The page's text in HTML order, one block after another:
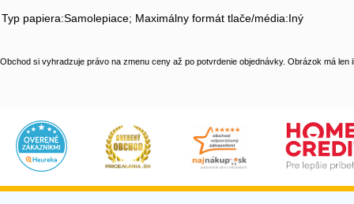
Typ papiera:Samolepiace; Maximálny formát tlače/média:Iný
Obchod si vyhradzuje právo na zmenu ceny až po potvrdenie objednávky. Obrázok má len